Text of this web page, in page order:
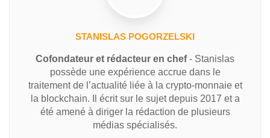
STANISLAS POGORZELSKI
Cofondateur et rédacteur en chef- Stanislas
possède une expérience accrue dans le
traitement de l’actualité liée à la crypto-monnaie et
la blockchain. Il écrit sur le sujet depuis 2017 et a
été amené à diriger la rédaction de plusieurs
médias spécialisés.